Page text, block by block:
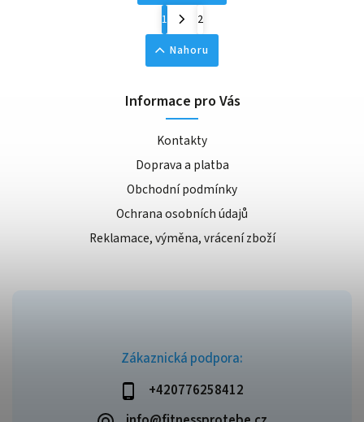
1
2
Nahoru
Zákaznická podpora:
+420776258412
Informace pro Vás
Kontakty
Doprava a platba
Obchodní podmínky
Ochrana osobních údajů
Reklamace, výměna, vrácení zboží